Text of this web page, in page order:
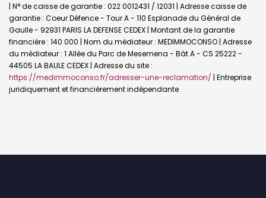
| N° de caisse de garantie : 022 0012431 / 12031 | Adresse caisse de
garantie : Coeur Défence - Tour A - 110 Esplanade du Général de
Gaulle - 92931 PARIS LA DEFENSE CEDEX | Montant de la garantie
financière : 140 000 | Nom du médiateur : MEDIMMOCONSO | Adresse
du médiateur : 1 Allée du Parc de Mesemena - Bât A - CS 25222 -
44505 LA BAULE CEDEX | Adresse du site :
https://medimmoconso.fr/adresser-une-reclamation/ | Entreprise
juridiquement et financièrement indépendante